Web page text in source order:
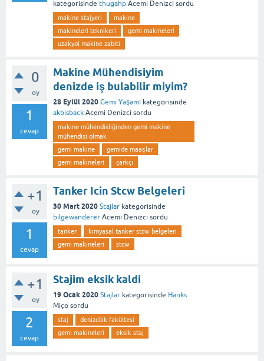
kategorisinde thugahp Acemi Denizci sordu
makine stajyeri
makine
makineleri teknikeri
gemi makineleri
uzakyol makine zabiti
0
oy
1
cevap
Makine Mühendisiyim
denizde iş bulabilir miyim?
28 Eylül 2020 Gemi Yaşamı kategorisinde
akbisback Acemi Denizci sordu
makine mühendisliğinden gemi makine
mühendisi olmak
gemi makine
gemide maaşlar
gemi makineleri
çarkçı
+1
oy
1
cevap
Tanker Icin Stcw Belgeleri
30 Mart 2020 Stajlar kategorisinde
bilgewanderer Acemi Denizci sordu
tanker
kimyasal tanker stcw belgeleri
gemi makineleri
stcw
+1
oy
2
cevap
Stajim eksik kaldi
19 Ocak 2020 Stajlar kategorisinde Hanks
Miço sordu
staj
denizcilik fakültesi
gemi makineleri
eksik staj